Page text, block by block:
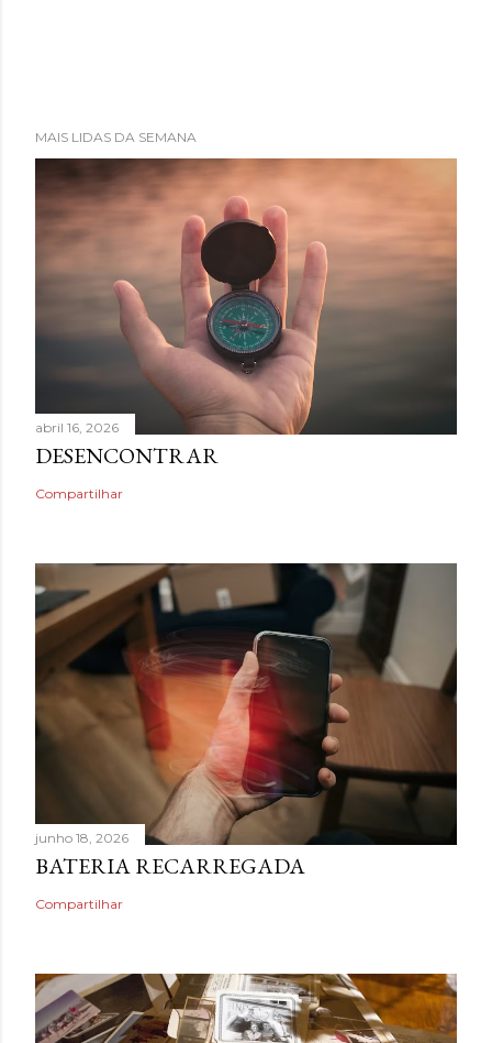
MAIS LIDAS DA SEMANA
abril 16, 2026
DESENCONTRAR
Compartilhar
junho 18, 2026
BATERIA RECARREGADA
Compartilhar